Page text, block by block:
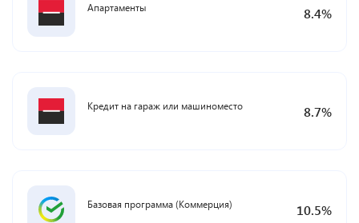
Апартаменты 8.4%
Кредит на гараж или машиноместо 8.7%
Базовая программа (Коммерция) 10.5%